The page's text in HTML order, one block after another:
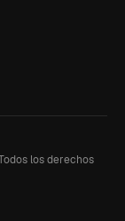
los derechos